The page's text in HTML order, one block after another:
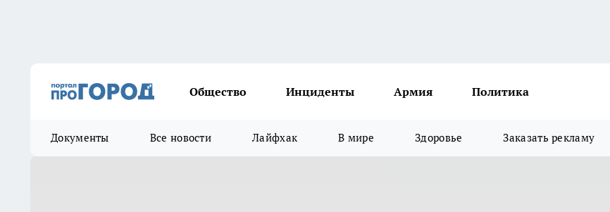
Общество Инциденты Армия Политика
Документы Все новости Лайфхак В мире Здоровье Заказать рекламу